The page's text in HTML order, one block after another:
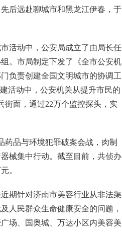
后远赴聊城市和黑龙江伊春，于
活动中，公安局成立了由局长任
。市局制定下发了《全市公安机
负责创建全国文明城市的协调工
活动中，公安机关从提升市民的
街面，通过22万个监控探头，实
品与环境犯罪破案会战，肉制
械集中行动。截至目前，共侦办
。
期针对济南市美容行业从非法渠
人民群众生命健康安全的问题，
场、国奥城、万达小区内美容美